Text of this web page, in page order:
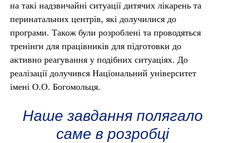
на такі надзвичайні ситуації дитячих лікарень та
перинатальних центрів, які долучилися до
програми. Також були розроблені та проводяться
тренінги для працівників для підготовки до
активно реагування у подібних ситуаціях. До
реалізації долучився Національний університет
імені О.О. Богомольця.
Наше завдання полягало
саме в розробці